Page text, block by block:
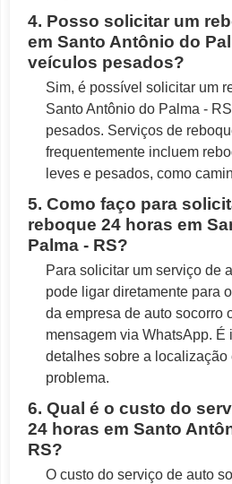
4. Posso solicitar um
em Santo Antônio do
veículos pesados?
Sim, é possível solicitar um
Santo Antônio do Palma -
pesados. Serviços de
frequentemente incluem
leves e pesados, como
5. Como faço para
reboque 24 horas em
Palma - RS?
Para solicitar um serviço de
pode ligar diretamente para
da empresa de auto socorro
mensagem via WhatsApp. É
detalhes sobre a localização
problema.
6. Qual é o custo do
24 horas em Santo
RS?
O custo do serviço de auto